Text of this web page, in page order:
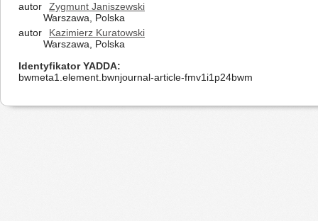
autor
Zygmunt Janiszewski
Warszawa, Polska
autor
Kazimierz Kuratowski
Warszawa, Polska
Identyfikator YADDA
bwmeta1.element.bwnjournal-article-fmv1i1p24bwm